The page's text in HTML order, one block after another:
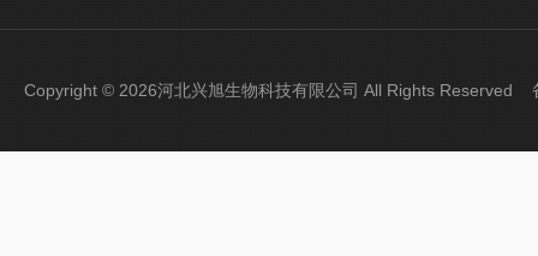
Copyright © 2026河北兴旭生物科技有限公司 All Rights Reserved